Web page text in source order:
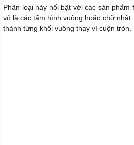
Phân loại này nổi bật với các sản phẩm
vỏ là các tấm hình vuông hoặc chữ
thành từng khối vuông thay vì cuộn tròn.